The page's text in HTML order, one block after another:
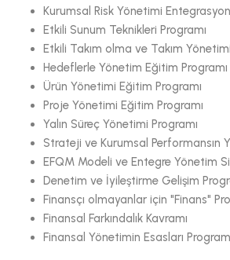
Kurumsal Risk Yönetimi
Etkili Sunum Teknikleri Programı
Etkili Takım olma ve Takım
Hedeflerle Yönetim Eğitim Programı
Ürün Yönetimi Eğitim Programı
Proje Yönetimi Eğitim Programı
Yalın Süreç Yönetimi Programı
Strateji ve Kurumsal Performansın
EFQM Modeli ve Entegre Yönetim
Denetim ve İyileştirme Gelişim
Finansçı olmayanlar için "Finans"
Finansal Farkındalık Kavramı
Finansal Yönetimin Esasları